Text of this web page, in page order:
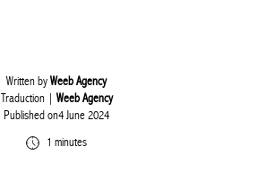
Written byWeeb Agency
Traduction | Weeb Agency
Published on4 June 2024
1 minutes